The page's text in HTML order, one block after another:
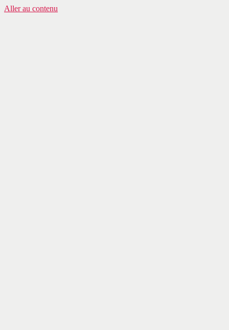
Aller au contenu